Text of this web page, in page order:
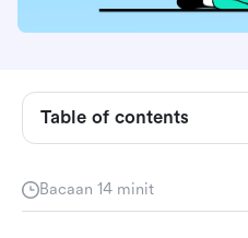
Bacaan 14 minit
Table of contents
Apakah perisian
projek agile